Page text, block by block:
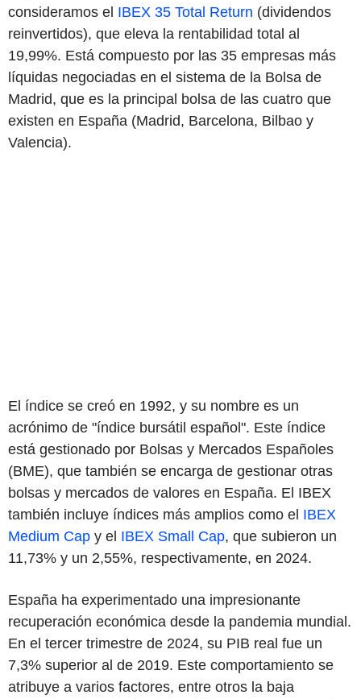
consideramos el IBEX 35 Total Return (dividendos
reinvertidos), que eleva la rentabilidad total al
19,99%. Está compuesto por las 35 empresas más
líquidas negociadas en el sistema de la Bolsa de
Madrid, que es la principal bolsa de las cuatro que
existen en España (Madrid, Barcelona, Bilbao y
Valencia).
El índice se creó en 1992, y su nombre es un
acrónimo de "índice bursátil español". Este índice
está gestionado por Bolsas y Mercados Españoles
(BME), que también se encarga de gestionar otras
bolsas y mercados de valores en España. El IBEX
también incluye índices más amplios como el IBEX
Medium Cap y el IBEX Small Cap, que subieron un
11,73% y un 2,55%, respectivamente, en 2024.
España ha experimentado una impresionante
recuperación económica desde la pandemia mundial.
En el tercer trimestre de 2024, su PIB real fue un
7,3% superior al de 2019. Este comportamiento se
atribuye a varios factores, entre otros la baja